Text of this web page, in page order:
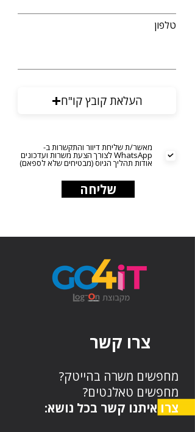
טלפון
העלאת קובץ קו"ח
מאשר/ת שליחת דיוור והתקשרות ב-
WhatsApp לצורך הצעת משרות ועדכונים
אודות תהליך הגיוס (מבטיחים שלא לספאם)
שליחה
צרו קשר
מחפשים משרה בהייטק?
מחפשים טאלנטים?
צרו איתנו קשר בכל נושא: